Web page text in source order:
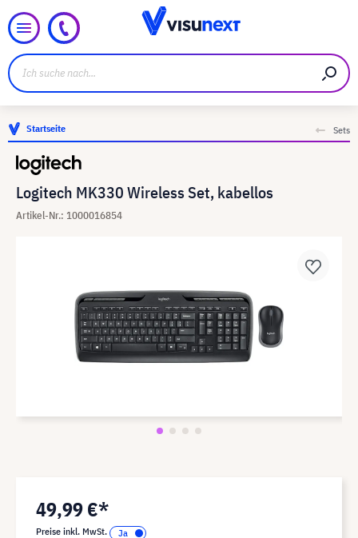
Startseite Sets
Logitech MK330 Wireless Set, kabellos
Artikel-Nr.: 1000016854
49,99 €*
Preise inkl. MwSt.